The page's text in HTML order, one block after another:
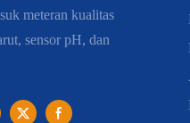
meteran kualitas
sensor pH, dan